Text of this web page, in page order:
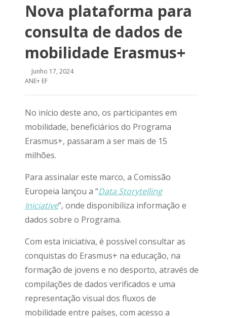
Nova plataforma para
consulta de dados de
mobilidade Erasmus+
Junho 17, 2024
ANE+ EF
No início deste ano, os participantes em
mobilidade, beneficiários do Programa
Erasmus+, passaram a ser mais de 15
milhões.
Para assinalar este marco, a Comissão
Europeia lançou a “Data Storytelling
Iniciative”, onde disponibiliza informação e
dados sobre o Programa.
Com esta iniciativa, é possível consultar as
conquistas do Erasmus+ na educação, na
formação de jovens e no desporto, através de
compilações de dados verificados e uma
representação visual dos fluxos de
mobilidade entre países, com acesso a